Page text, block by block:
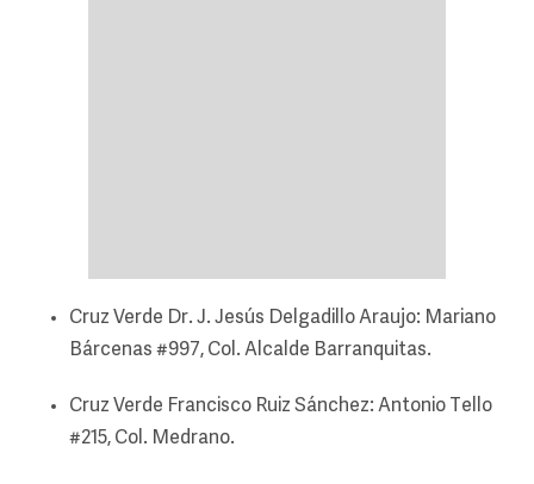
Cruz Verde Dr. J. Jesús Delgadillo Araujo: Mariano
Bárcenas #997, Col. Alcalde Barranquitas.
Cruz Verde Francisco Ruiz Sánchez: Antonio Tello
#215, Col. Medrano.